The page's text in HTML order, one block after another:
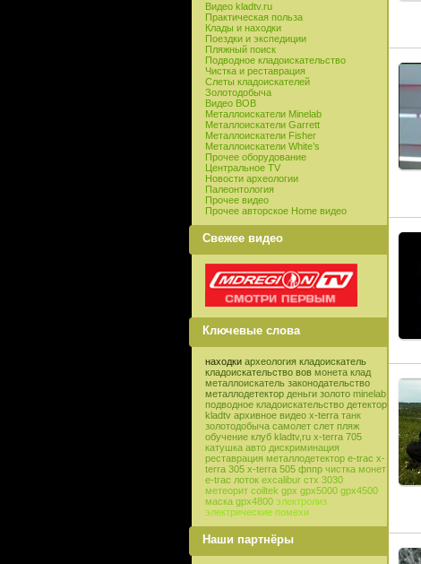
Видео kladtv.ru
Практическая польза
Клады и находки
Поездки и экспедиции
Пляжный поиск
Подводное кладоискательство
Чистка и реставрация
Слеты кладоискателей
Золотодобыча
Видео ВОВ
Металлоискатели Minelab
Металлоискатели Garrett
Металлоискатели Fisher
Металлоискатели White’s
Прочее оборудование
Центральное TV
Новости археологии
Палеонтология
Прочее видео
Прочее авторское Home видео
Свежее видео
Ключевые слова
находки археология кладоискатель
кладоискательство вов монета клад
металлоискатель законодательство
металлодетектор деньги золото minelab
подводное кладоискательство детектор
kladtv архивное видео x-terra танк
золотодобыча самолет слет пляж
обучение клуб kladtv,ru x-terra 705
катушка авто дискриминация
реставрация металлодетектор e-trac x-
terra 305 x-terra 505 фппр чистка монет
e-trac лоток excalibur стх 3030
метеорит coiltek gpx gpx5000 gpx4500
маска gpx4800 электролиз
электрические помехи
Наши партнёры